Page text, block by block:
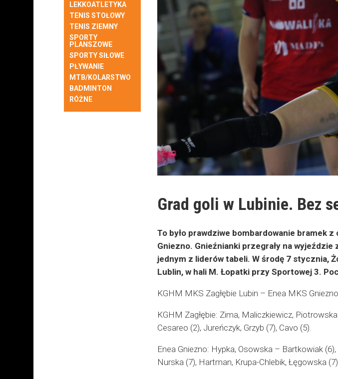
LEKKOATLETYKA
TENIS STOŁOWY
TENIS ZIEMNY
SPORTY
PLANSZOWE
SPORTY SIŁOWE
PŁYWANIE
MTB/KOLARSTWO
BADMINTON
RÓŻNE
Grad goli w Lubinie. Bez
To było prawdziwe bombardowanie bramek
Gniezno. Gnieźnianki przegrały na
jednym z liderów tabeli. W środę 7 stycznia,
Lublin, w hali M. Łopatki przy Sportowej 3.
KGHM MKS Zagłębie Lubin – Enea MKS
KGHM Zagłębie: Zima, Maliczkiewicz,
Cesareo (2), Jureńczyk, Grzyb (7), Cavo (5).
Enea Gniezno: Hypka, Osowska – Bartkowiak (6),
Nurska (7), Hartman, Krupa-Chlebik, Łęgowska